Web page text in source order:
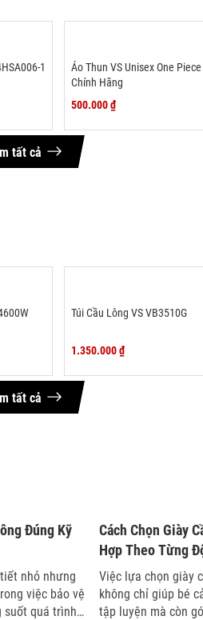
1
Áo Thun VS Unisex One
Chính Hãng
500.000 ₫
tất cả
Túi Cầu Lông VS VB3510G
1.350.000 ₫
tất cả
Đúng Kỹ
nhỏ nhưng
việc bảo vệ
suốt quá trình
Cách Chọn Giày
Hợp Theo Từng
Việc lựa chọn giày
không chỉ giúp bé
tập luyện mà còn
lại thông báo nữa